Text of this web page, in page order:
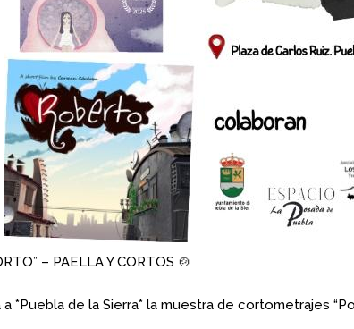
– PAELLA Y CORTOS 🍲
*Puebla de la Sierra* la muestra de cortometrajes